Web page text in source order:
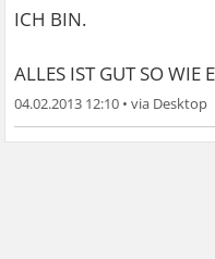
ICH BIN.
ALLES IST GUT SO WIE
04.02.2013 12:10 •